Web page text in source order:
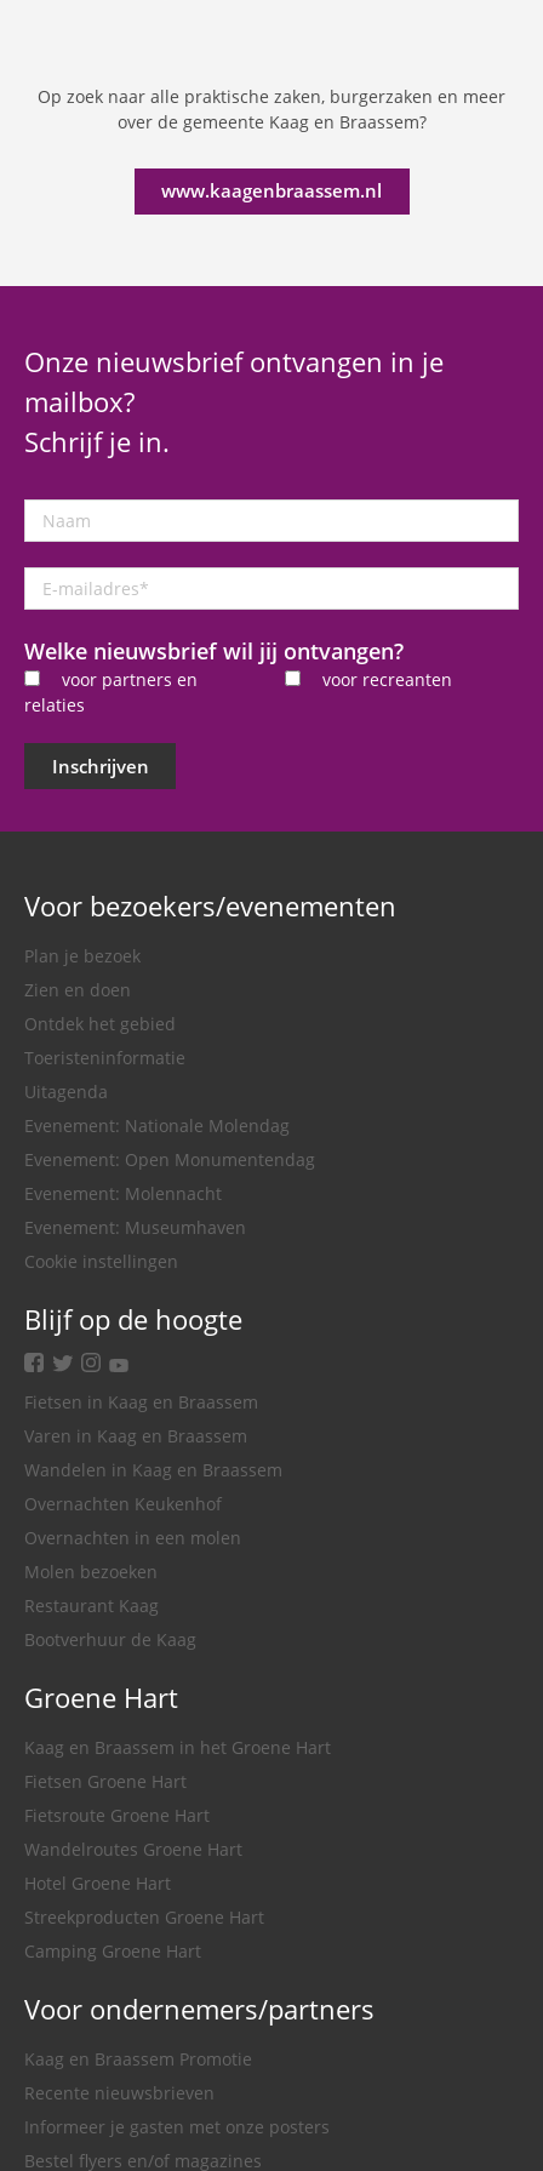
Op zoek naar alle praktische zaken, burgerzaken en meer
over de gemeente Kaag en Braassem?
www.kaagenbraassem.nl
Onze nieuwsbrief ontvangen in je
mailbox?
Schrijf je in.
Naam
mailadres
Welke nieuwsbrief wil jij ontvangen?
voor partners en
relaties
voor recreanten
Inschrijven
Voor bezoekers/evenementen
Plan je bezoek
Zien en doen
Ontdek het gebied
Toeristeninformatie
Uitagenda
Evenement: Nationale Molendag
Evenement: Open Monumentendag
Evenement: Molennacht
Evenement: Museumhaven
Cookie instellingen
Blijf op de hoogte
facebook
twitterinstagram
youtube
Fietsen in Kaag en Braassem
Varen in Kaag en Braassem
Wandelen in Kaag en Braassem
Overnachten Keukenhof
Overnachten in een molen
Molen bezoeken
Restaurant Kaag
Bootverhuur de Kaag
Groene Hart
Kaag en Braassem in het Groene Hart
Fietsen Groene Hart
Fietsroute Groene Hart
Wandelroutes Groene Hart
Hotel Groene Hart
Streekproducten Groene Hart
Camping Groene Hart
Voor ondernemers/partners
Kaag en Braassem Promotie
Recente nieuwsbrieven
Informeer je gasten met onze posters
Bestel flyers en/of magazines